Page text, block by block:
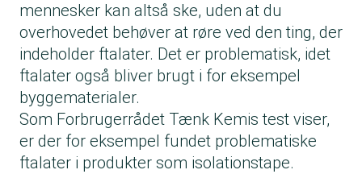
mennesker kan altså ske, uden at du
overhovedet behøver at røre ved den ting, der
indeholder ftalater. Det er problematisk, idet
ftalater også bliver brugt i for eksempel
byggematerialer.
Som Forbrugerrådet Tænk Kemis test viser,
er der for eksempel fundet problematiske
ftalater i produkter som isolationstape.